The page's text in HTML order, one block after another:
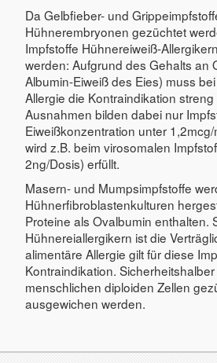
Da Gelbfieber- und
Hühnerembryonen gezüchtet
Impfstoffe Hühnereiweiß-
werden: Aufgrund des Gehalts an
Albumin-Eiweiß des Eies) muss
Allergie die Kontraindikation
Ausnahmen bilden dabei nur
Eiweißkonzentration unter
wird z.B. beim virosomalen
2ng/Dosis) erfüllt.
Masern- und Mumpsimpfstoffe
Hühnerfibroblastenkulturen
Proteine als Ovalbumin enthalten.
Hühnereiallergikern ist die
alimentäre Allergie gilt für diese
Kontraindikation.
menschlichen diploiden Zellen
ausgewichen werden.